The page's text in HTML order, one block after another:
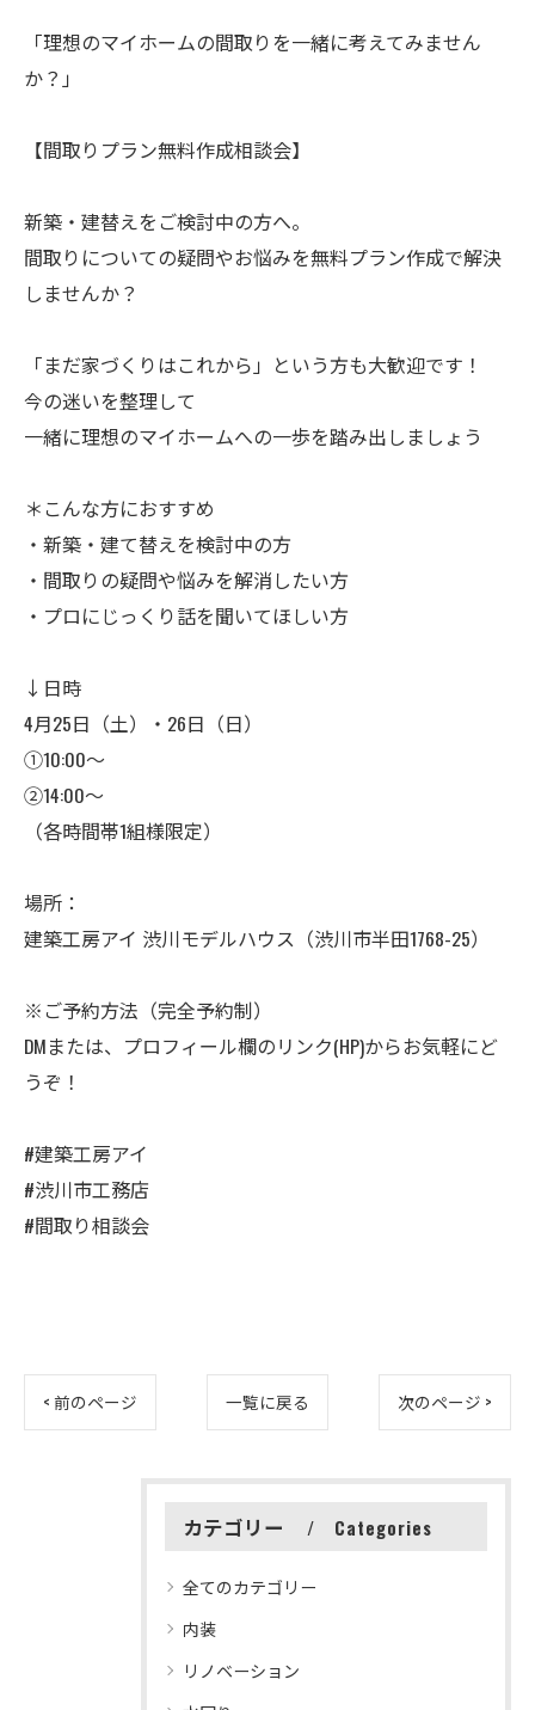
「理想のマイホームの間取りを一緒に考えてみません
か？」
【間取りプラン無料作成相談会】
新築・建替えをご検討中の方へ。
間取りについての疑問やお悩みを無料プラン作成で解決
しませんか？
「まだ家づくりはこれから」という方も大歓迎です！
今の迷いを整理して
一緒に理想のマイホームへの一歩を踏み出しましょう
＊こんな方におすすめ
・新築・建て替えを検討中の方
・間取りの疑問や悩みを解消したい方
・プロにじっくり話を聞いてほしい方
↓日時
4月25日（土）・26日（日）
①10:00～
②14:00～
（各時間帯1組様限定）
場所：
建築工房アイ 渋川モデルハウス（渋川市半田1768-25）
※ご予約方法（完全予約制）
DMまたは、プロフィール欄のリンク(HP)からお気軽にど
うぞ！
#建築工房アイ
#渋川市工務店
#間取り相談会
< 前のページ 一覧に戻る 次のページ >
カテゴリー Categories
全てのカテゴリー
内装
リノベーション